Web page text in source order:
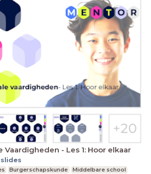
Vaardigheden - Les 1: Hoor elkaar
slides
Burgerschapskunde
Middelbare school